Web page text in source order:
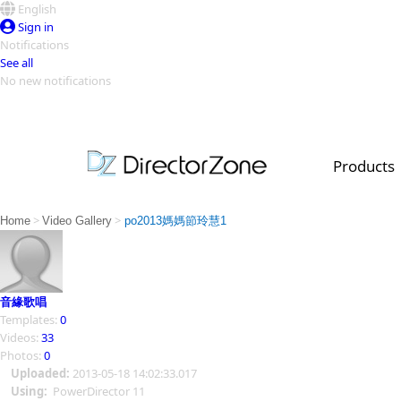
English
Sign in
Notifications
See all
No new notifications
Products
PowerDirector
PowerDirector
Video Contest Gallery
Top Templates
Creators
Home > Video Gallery > po2013媽媽節玲慧1
音緣歌唱
Templates: 0
Videos: 33
Photos: 0
Uploaded: 2013-05-18 14:02:33.017
Using: PowerDirector 11